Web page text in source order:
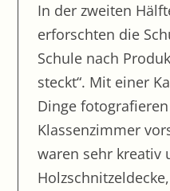
Abschlussfahrt Berlin
Brutschrank AG
Ausflug ins Legoland
Ausflug zum
um´s Huhn
Ein Aufsatzprojekt der
Der Torflehrpfad im
In der zweiten
erforschten die
Schule nach
steckt“. Mit einer
Dinge
Klassenzimmer
waren sehr kreativ